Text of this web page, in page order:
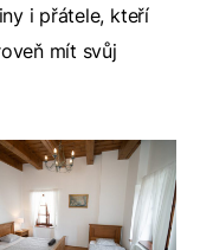
i přátele, kteří
mít svůj